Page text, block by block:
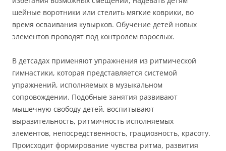
шейные воротники или стелить мягкие коврики, во
время осваивания кувырков. Обучение детей новых
элементов проводят под контролем взрослых.
В детсадах применяют упражнения из ритмической
гимнастики, которая представляется системой
упражнений, исполняемых в музыкальном
сопровождении. Подобные занятия развивают
мышечную свободу детей, воспитывают
выразительность, ритмичность исполняемых
элементов, непосредственность, грациозность, красоту.
Происходит формирование чувства ритма, развития